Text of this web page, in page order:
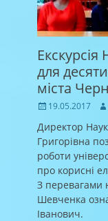
для
міста
Posted
19.05.2017
Директор
Григорівна
роботи
про корисні
З перевагами
Шевченка
Іванович.